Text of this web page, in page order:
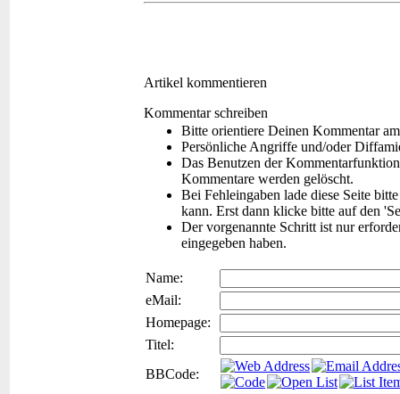
Artikel kommentieren
Kommentar schreiben
Bitte orientiere Deinen Kommentar
Persönliche Angriffe und/oder
Das Benutzen der
Kommentare werden gelöscht.
Bei Fehleingaben lade diese Seite
kann. Erst dann klicke bitte auf den
Der vorgenannte Schritt ist nur
eingegeben haben.
Name:
eMail:
Homepage:
Titel:
BBCode: